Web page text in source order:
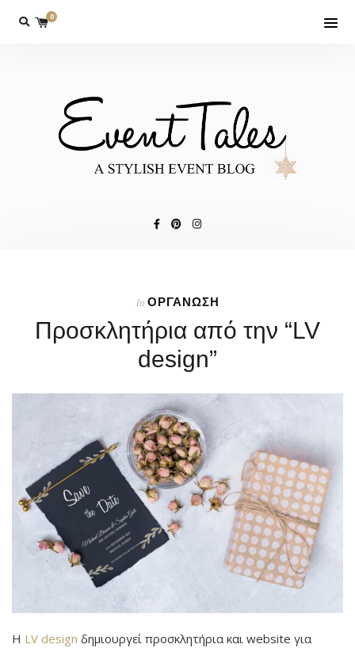
0
In ΟΡΓΑΝΩΣΗ
Προσκλητήρια από την “LV
design”
Η LV design δημιουργεί προσκλητήρια και website για